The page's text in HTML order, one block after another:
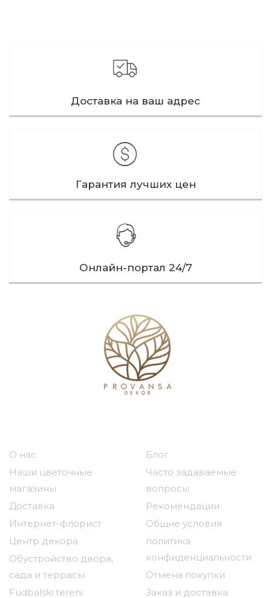
Доставка на ваш адрес
Гарантия лучших цен
Онлайн-портал 24/7
О нас
Наши цветочные
магазины
Доставка
Интернет-флорист
Центр декора
Обустройство двора,
сада и террасы
Fudbalski tereni
Блог
Часто задаваемые
вопросы
Рекомендации
Общие условия
политика
конфиденциальности
Отмена покупки
Заказ и доставка